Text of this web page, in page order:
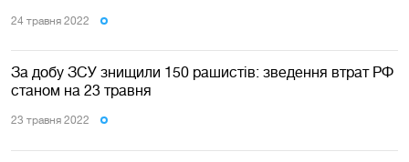
24 травня 2022
За добу ЗСУ знищили 150 рашистів: зведення втрат РФ
станом на 23 травня
23 травня 2022